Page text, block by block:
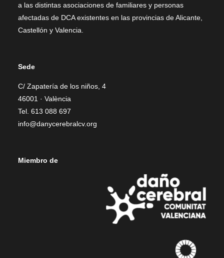
a las distintas asociaciones de familiares y personas
afectadas de DCA existentes en las provincias de Alicante,
Castellón y Valencia.
Sede
C/ Zapatería de los niños, 4
46001 · València
Tel. 613 088 697
info@danycerebralcv.org
Miembro de